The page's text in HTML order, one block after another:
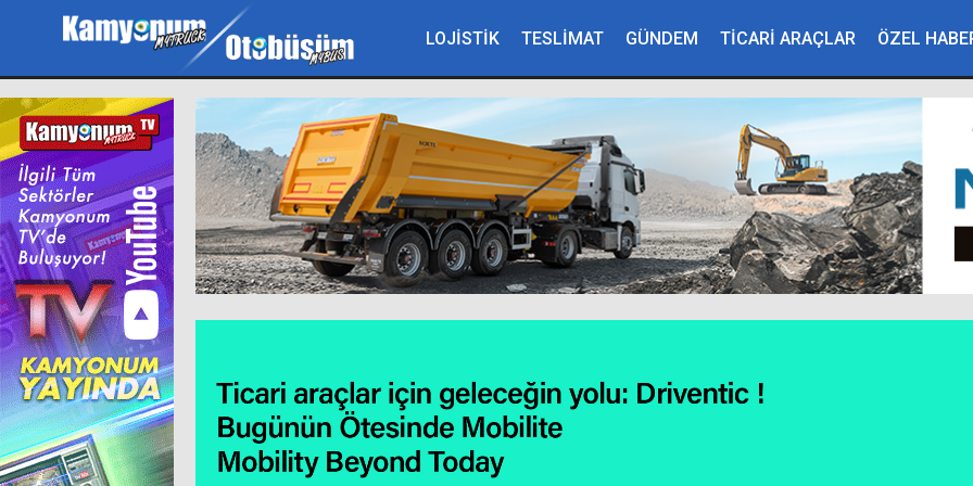
LOJİSTİK TESLİMAT GÜNDEM TİCARİ ARAÇLAR ÖZEL